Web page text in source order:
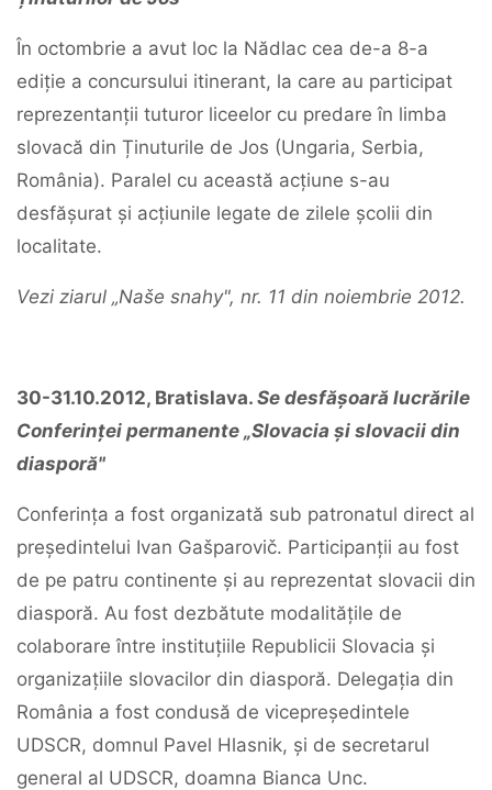
În octombrie a avut loc la Nădlac cea de-a 8-a
ediție a concursului itinerant, la care au participat
reprezentanții tuturor liceelor cu predare în limba
slovacă din Ținuturile de Jos (Ungaria, Serbia,
România). Paralel cu această acțiune s-au
desfășurat și acțiunile legate de zilele școlii din
localitate.
Vezi ziarul „Naše snahy", nr. 11 din noiembrie 2012.
30-31.10.2012, Bratislava. Se desfășoară lucrările
Conferinței permanente „Slovacia și slovacii din
diasporă"
Conferința a fost organizată sub patronatul direct al
președintelui Ivan Gašparovič. Participanții au fost
de pe patru continente și au reprezentat slovacii din
diasporă. Au fost dezbătute modalitățile de
colaborare între instituțiile Republicii Slovacia și
organizațiile slovacilor din diasporă. Delegația din
România a fost condusă de vicepreședintele
UDSCR, domnul Pavel Hlasnik, și de secretarul
general al UDSCR, doamna Bianca Unc.